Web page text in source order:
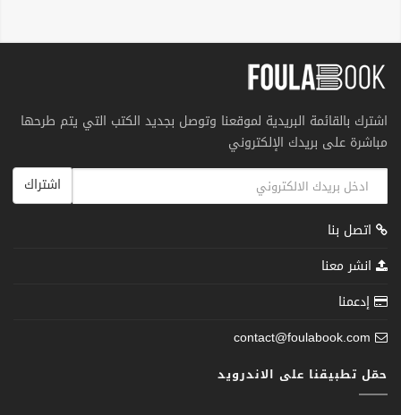
اشترك بالقائمة البريدية لموقعنا وتوصل بجديد الكتب التي يتم طرحها
مباشرة على بريدك الإلكتروني
اشتراك
اتصل بنا
انشر معنا
إدعمنا
contact@foulabook.com
حمّل تطبيقنا على الاندرويد